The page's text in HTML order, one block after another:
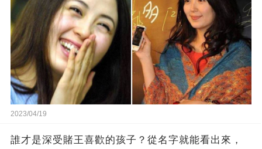
2023/04/19
誰才是深受賭王喜歡的孩子？從名字就能看出來，